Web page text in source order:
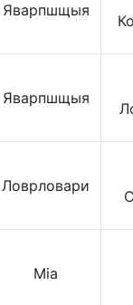
Яварпшщыя
Яварпшщыя
Ловрловари
Mia